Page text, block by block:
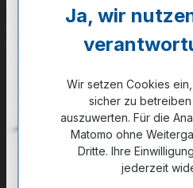
GPSR Information
Ja, wir
Wir setzen Cookies
sicher zu betreiben
auszuwerten. Für die
Matomo ohne
Dritte. Ihre
jederzeit